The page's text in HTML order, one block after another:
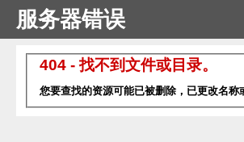
服务器错误
404 - 找不到文件或目录。
您要查找的资源可能已被删除，已更改名称